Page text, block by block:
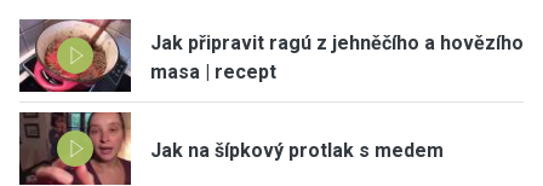
Jak připravit ragú z jehněčího a hovězího
masa | recept
Jak na šípkový protlak s medem